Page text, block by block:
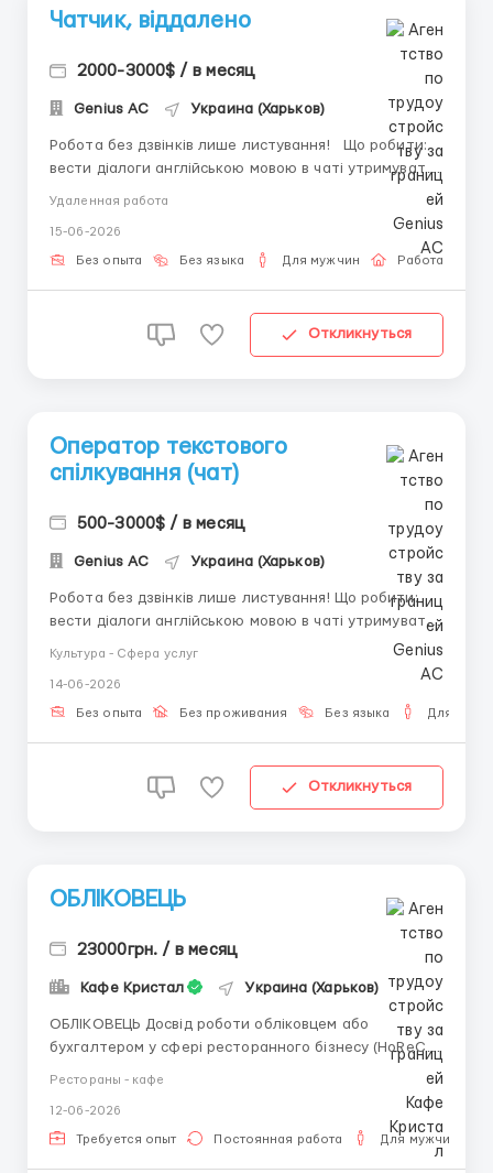
Чатчик, віддалено
2000-3000$ / в месяц
Genius AС Украина (Харьков)
Робота без дзвінків лише листування! Що робити:
вести діалоги англійською мовою в чаті утримувати
увагу співрозмовника та розвивати розмову стежити
у таблицях наповнювати акаунт готовим контентом
Вимоги: -...
Удаленная работа
15-06-2026
Без опыта Без языка Для мужчин Работа
Откликнуться
Оператор текстового
спілкування (чат)
500-3000$ / в месяц
Genius AС Украина (Харьков)
Робота без дзвінків лише листування! Що робити:
вести діалоги англійською мовою в чаті утримувати
увагу співрозмовника та розвивати розмову стежити
за актуальними темами спілкування вести звітність
у таблицях наповнювати акаунт готовим контентом
Вимоги: - Ноутбук або ПК + інтернет - гра...
Культура - Сфера услуг
14-06-2026
Без опыта Без проживания Без языка Для
Откликнуться
ОБЛІКОВЕЦЬ
23000грн. / в месяц
Кафе Кристал Украина (Харьков)
ОБЛІКОВЕЦЬ Досвід роботи обліковцем або
бухгалтером у сфері ресторанного бізнесу (HoReCa)
високому рівні. Розуміння процесів інвентаризації,
руху товарів. Уважність до деталей, п чесність т...
Рестораны - кафе
12-06-2026
Требуется опыт Постоянная работа Для мужчин